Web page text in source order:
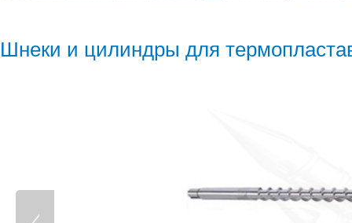
Шнеки и цилиндры для